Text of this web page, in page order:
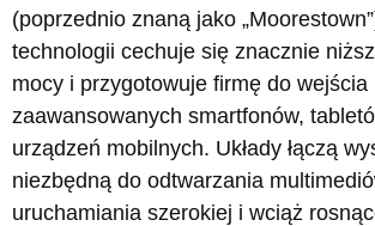
(poprzednio znaną jako
technologii cechuje się znacznie
mocy i przygotowuje firmę do wejścia
zaawansowanych smartfonów,
urządzeń mobilnych. Układy łączą
niezbędną do odtwarzania
uruchamiania szerokiej i wciąż